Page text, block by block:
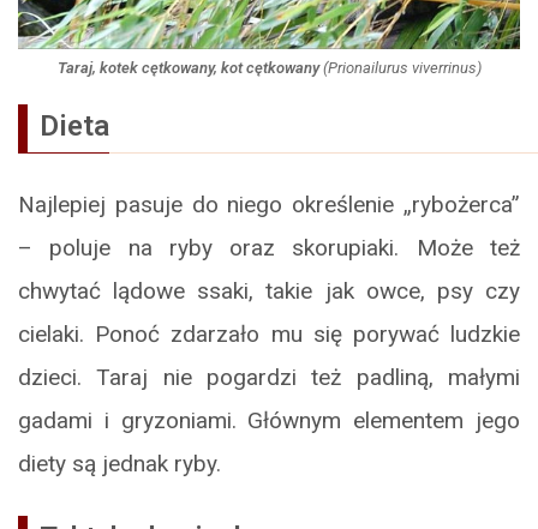
Taraj, kotek cętkowany, kot cętkowany(Prionailurus viverrinus)
Dieta
Najlepiej pasuje do niego określenie „rybożerca”
– poluje na ryby oraz skorupiaki. Może też
chwytać lądowe ssaki, takie jak owce, psy czy
cielaki. Ponoć zdarzało mu się porywać ludzkie
dzieci. Taraj nie pogardzi też padliną, małymi
gadami i gryzoniami. Głównym elementem jego
diety są jednak ryby.